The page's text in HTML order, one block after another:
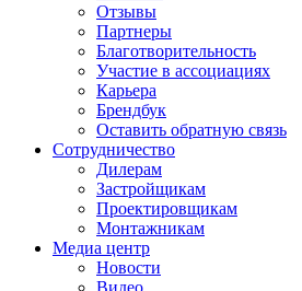
Отзывы
Партнеры
Благотворительность
Участие в ассоциациях
Карьера
Брендбук
Оставить обратную связь
Сотрудничество
Дилерам
Застройщикам
Проектировщикам
Монтажникам
Медиа центр
Новости
Видео